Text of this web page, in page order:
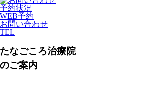
予約状況
WEB予約
お問い合わせ
TEL
たなごころ治療院
のご案内